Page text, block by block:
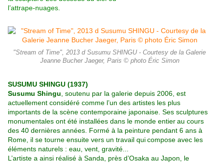
l’attrape-nuages.
"Stream of Time", 2013 d Susumu SHINGU - Courtesy de la Galerie
Jeanne Bucher Jaeger, Paris © photo Éric Simon
SUSUMU SHINGU (1937)
Susumu Shingu , soutenu par la galerie depuis 2006, est
actuellement considéré comme l’un des artistes les plus
importants de la scène contemporaine japonaise. Ses sculptures
monumentales ont été installées dans le monde entierau cours
des 40 dernières années. Formé à la peinture pendant 6 ans à
Rome, il se tourne ensuite vers un travail quicompose avec les
éléments naturels : eau, vent, gravité...
L’artiste a ainsi réalisé à Sanda, près d’Osaka au Japon, le